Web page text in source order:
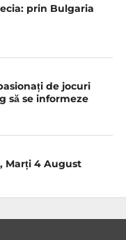
prin Bulgaria
de jocuri
să se informeze
Marți 4 August